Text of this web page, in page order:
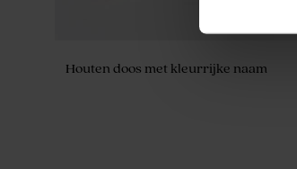
Houten doos met kleurrijke naam